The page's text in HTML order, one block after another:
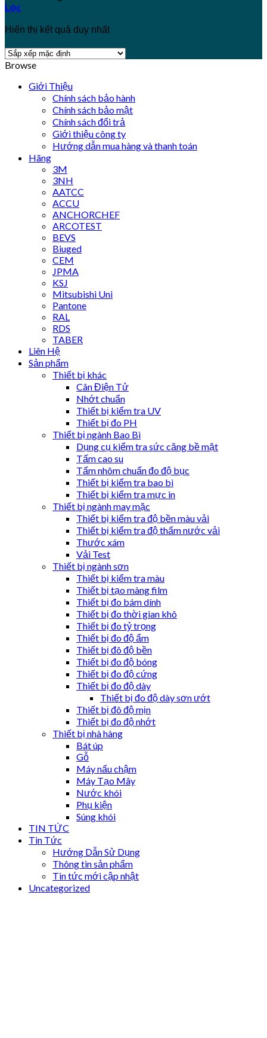
Lọc
Hiển thị kết quả duy nhất
Browse
Giới Thiệu
Chính sách bảo hành
Chính sách bảo mật
Chính sách đổi trả
Giới thiệu công ty
Hướng dẫn mua hàng và thanh toán
Hãng
3M
3NH
AATCC
ACCU
ANCHORCHEF
ARCOTEST
BEVS
Biuged
CEM
JPMA
KSJ
Mitsubishi Uni
Pantone
RAL
RDS
TABER
Liên Hệ
Sản phẩm
Thiết bị khác
Cân Điện Tử
Nhớt chuẩn
Thiết bị kiểm tra UV
Thiết bị đo PH
Thiết bị ngành Bao Bì
Dụng cụ kiểm tra sức căng bề mặt
Tấm cao su
Tấm nhôm chuẩn đo độ bục
Thiết bị kiểm tra bao bì
Thiết bị kiểm tra mực in
Thiết bị ngành may mặc
Thiết bị kiểm tra độ bền màu vải
Thiết bị kiểm tra độ thấm nước vải
Thước xám
Vải Test
Thiết bị ngành sơn
Thiết bị kiểm tra màu
Thiết bị tạo màng film
Thiết bị đo bám dính
Thiết bị đo thời gian khô
Thiết bị đo tỷ trọng
Thiết bị đo độ ẩm
Thiết bị đô độ bền
Thiết bị đo độ bóng
Thiết bị đo độ cứng
Thiết bị đo độ dày
Thiết bị đo độ dày sơn ướt
Thiết bị đô độ mịn
Thiết bị đo độ nhớt
Thiết bị nhà hàng
Bát úp
Gỗ
Máy nấu chậm
Máy Tạo Mây
Nước khói
Phụ kiện
Súng khói
TIN TỨC
Tin Tức
Hướng Dẫn Sử Dụng
Thông tin sản phẩm
Tin tức mới cập nhật
Uncategorized